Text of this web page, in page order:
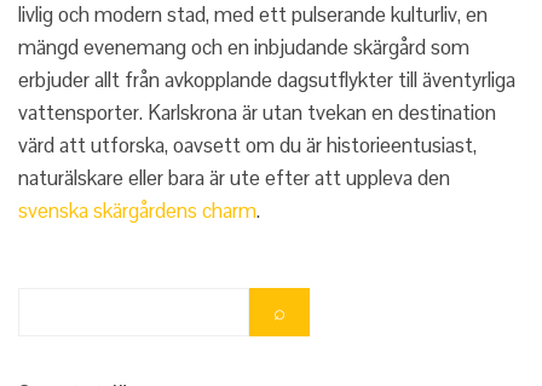
livlig och modern stad, med ett pulserande kulturliv, en
mängd evenemang och en inbjudande skärgård som
erbjuder allt från avkopplande dagsutflykter till äventyrliga
vattensporter. Karlskrona är utan tvekan en destination
värd att utforska, oavsett om du är historieentusiast,
naturälskare eller bara är ute efter att uppleva den
svenska skärgårdens charm.